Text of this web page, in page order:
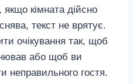
кімната дійсно
текст не врятує.
очікування так, щоб
або щоб ви
неправильного гостя.